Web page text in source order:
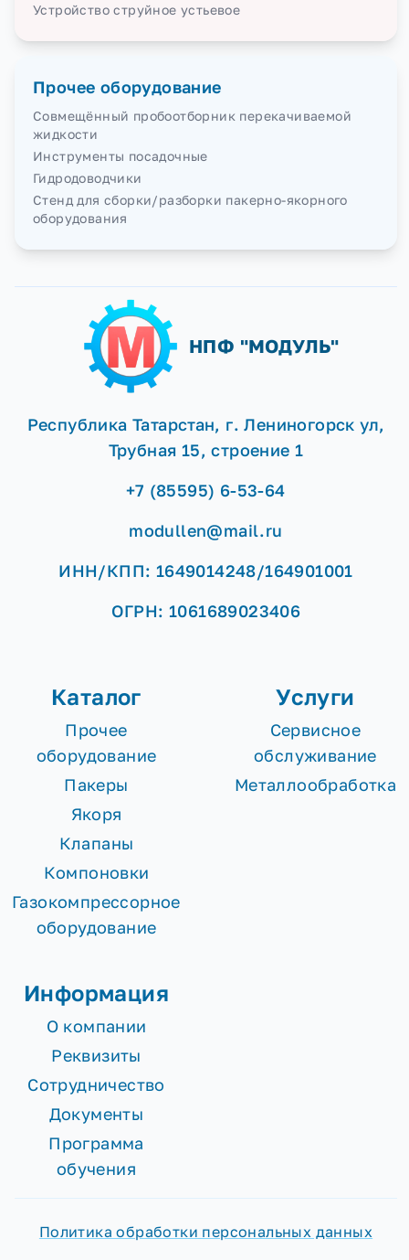
Устройство струйное устьевое
Прочее оборудование
Совмещённый пробоотборник перекачиваемой
жидкости
Инструменты посадочные
Гидродоводчики
Стенд для сборки/разборки пакерно-якорного
оборудования
НПФ "МОДУЛЬ"
Республика Татарстан, г. Лениногорск ул,
Трубная 15, строение 1
+7 (85595) 6-53-64
modullen@mail.ru
ИНН/КПП: 1649014248/164901001
ОГРН: 1061689023406
Каталог
Прочее
оборудование
Пакеры
Якоря
Клапаны
Компоновки
Газокомпрессорное
оборудование
Услуги
Сервисное
обслуживание
Металлообработка
Информация
О компании
Реквизиты
Сотрудничество
Документы
Программа
обучения
Политика обработки персональных данных